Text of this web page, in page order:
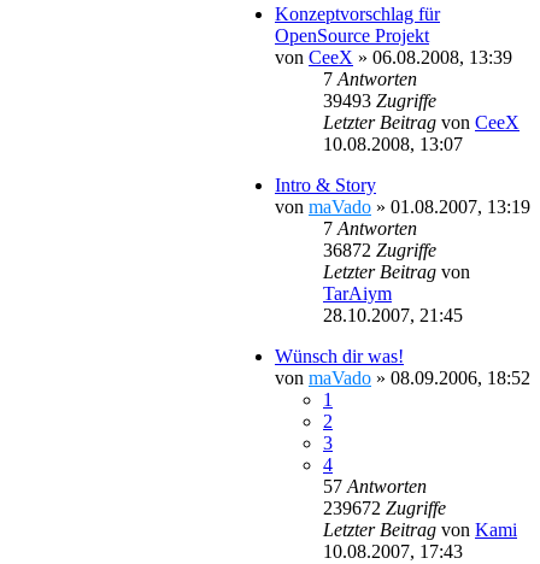
Konzeptvorschlag für
OpenSource Projekt
von CeeX » 06.08.2008, 13:39
7 Antworten
39493 Zugriffe
Letzter Beitrag von CeeX
10.08.2008, 13:07
Intro & Story
von maVado » 01.08.2007, 13:19
7 Antworten
36872 Zugriffe
Letzter Beitrag von
TarAiym
28.10.2007, 21:45
Wünsch dir was!
von maVado » 08.09.2006, 18:52
1
2
3
4
57 Antworten
239672 Zugriffe
Letzter Beitrag von Kami
10.08.2007, 17:43